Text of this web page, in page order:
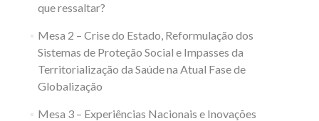
que ressaltar?
Mesa 2 – Crise do Estado, Reformulação dos
Sistemas de Proteção Social e Impasses da
Territorialização da Saúde na Atual Fase de
Globalização
Mesa 3 – Experiências Nacionais e Inovações